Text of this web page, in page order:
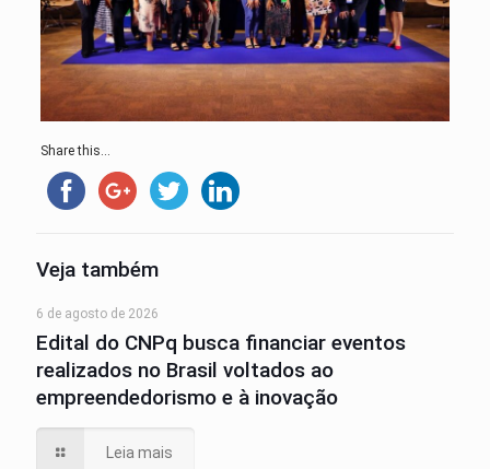
Share this...
Veja também
6 de agosto de 2026
Edital do CNPq busca financiar eventos
realizados no Brasil voltados ao
empreendedorismo e à inovação
Leia mais